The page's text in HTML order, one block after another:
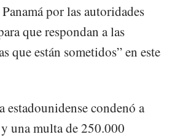
por las autoridades
que respondan a las
que están sometidos” en este
condenó a
una multa de 250.000